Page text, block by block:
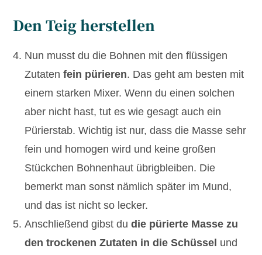
Den Teig herstellen
Nun musst du die Bohnen mit den flüssigen
Zutatenfein pürieren. Das geht am besten mit
einem starken Mixer. Wenn du einen solchen
aber nicht hast, tut es wie gesagt auch ein
Pürierstab. Wichtig ist nur, dass die Masse sehr
fein und homogen wird und keine großen
Stückchen Bohnenhaut übrigbleiben. Die
bemerkt man sonst nämlich später im Mund,
und das ist nicht so lecker.
Anschließend gibst dudie pürierte Masse zu
den trockenen Zutaten in die Schüssel und